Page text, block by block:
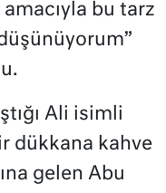
bu tarz
Ali isimli
dükkana kahve
gelen Abu